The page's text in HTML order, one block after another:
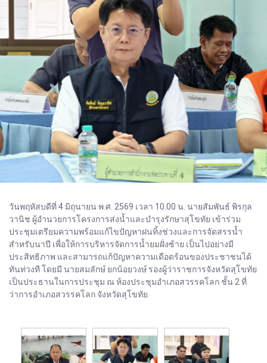
วันพฤหัสบดีที่ 4 มิถุนายน พ.ศ. 2569 เวลา 10.00 น. นายสัมพันธ์ พิรกุล
วานิช ผู้อำนวยการโครงการส่งน้ำและบำรุงรักษาสุโขทัย เข้าร่วม
ประชุมเตรียมความพร้อมแก้ไขปัญหาฝนทิ้งช่วงและการจัดสรรน้ำ
สำหรับนาปี เพื่อให้การบริหารจัดการน้ำยมฝั่งซ้าย เป็นไปอย่างมี
ประสิทธิภาพ และสามารถแก้ปัญหาความเดือดร้อนของประชาชนได้
ทันท่วงที โดยมี นายสมลักษ์ ยกน้อยวงษ์ รองผู้ว่าราชการจังหวัดสุโขทัย
เป็นประธานในการประชุม ณ ห้องประชุมอำเภอสวรรคโลก ชั้น 2 ที่
ว่าการอำเภอสวรรคโลก จังหวัดสุโขทัย